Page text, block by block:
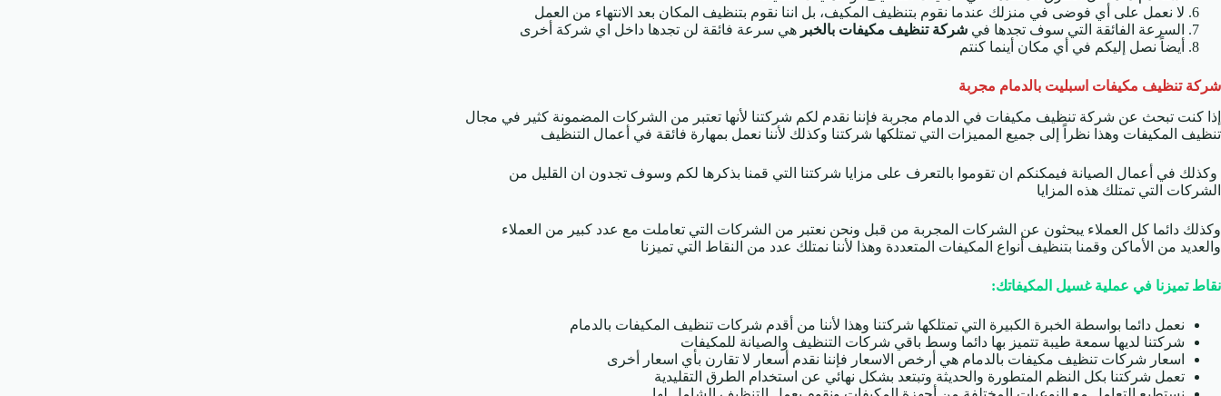
لا نعمل على أي فوضى في منزلك عندما نقوم بتنظيف المكيف، بل اننا نقوم بتنظيف المكان بعد الانتهاء من العمل
السرعة الفائقة التي سوف تجدها في شركة تنظيف مكيفات بالخبر هي سرعة فائقة لن تجدها داخل اي شركة أخرى
أيضاً نصل إليكم في أي مكان أينما كنتم
شركة تنظيف مكيفات اسبليت بالدمام مجربة
إذا كنت تبحث عن شركة تنظيف مكيفات في الدمام مجربة فإننا نقدم لكم شركتنا لأنها تعتبر من الشركات المضمونة كثير في مجال
تنظيف المكيفات وهذا نظراً إلى جميع المميزات التي تمتلكها شركتنا وكذلك لأننا نعمل بمهارة فائقة في أعمال التنظيف
وكذلك في أعمال الصيانة فيمكنكم ان تقوموا بالتعرف على مزايا شركتنا التي قمنا بذكرها لكم وسوف تجدون ان القليل من
الشركات التي تمتلك هذه المزايا
وكذلك دائما كل العملاء يبحثون عن الشركات المجربة من قبل ونحن نعتبر من الشركات التي تعاملت مع عدد كبير من العملاء
والعديد من الأماكن وقمنا بتنظيف أنواع المكيفات المتعددة وهذا لأننا نمتلك عدد من النقاط التي تميزنا
نقاط تميزنا في عملية غسيل المكيفاتك:
نعمل دائما بواسطة الخبرة الكبيرة التي تمتلكها شركتنا وهذا لأننا من أقدم شركات تنظيف المكيفات بالدمام
شركتنا لديها سمعة طيبة تتميز بها دائما وسط باقي شركات التنظيف والصيانة للمكيفات
اسعار شركات تنظيف مكيفات بالدمام هي أرخص الاسعار فإننا نقدم أسعار لا تقارن بأي اسعار أخرى
تعمل شركتنا بكل النظم المتطورة والحديثة وتبتعد بشكل نهائي عن استخدام الطرق التقليدية